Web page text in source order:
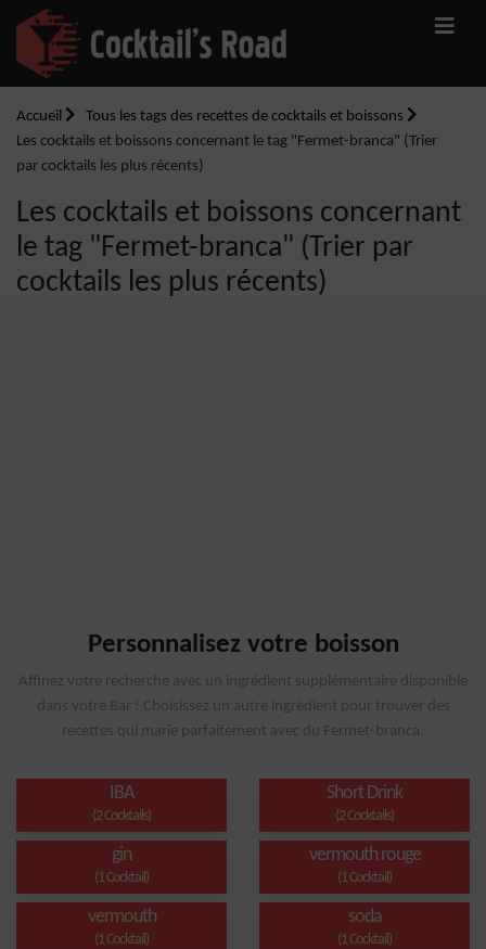
Accueil
Tous les tags des recettes de cocktails et boissons
Les cocktails et boissons concernant le tag "Fermet-branca" (Trier
par cocktails les plus récents)
Les cocktails et boissons concernant
le tag "Fermet-branca" (Trier par
cocktails les plus récents)
Personnalisez votre boisson
Affinez votre recherche avec un ingrédient supplémentaire disponible
dans votre Bar ! Choisissez un autre ingrédient pour trouver des
recettes qui marie parfaitement avec du Fermet-branca.
IBA
(2 Cocktails)
Short Drink
(2 Cocktails)
gin
(1 Cocktail)
vermouth rouge
(1 Cocktail)
vermouth
(1 Cocktail)
soda
(1 Cocktail)